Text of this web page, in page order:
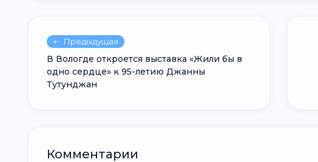
Предыдущая
В Вологде откроется выставка «Жили бы в
одно сердце» к 95-летию Джанны
Тутунджан
Комментарии